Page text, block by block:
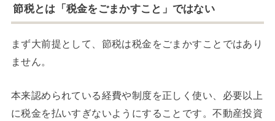
節税とは「税金をごまかすこと」ではない
まず大前提として、節税は税金をごまかすことではあり
ません。
本来認められている経費や制度を正しく使い、必要以上
に税金を払いすぎないようにすることです。不動産投資